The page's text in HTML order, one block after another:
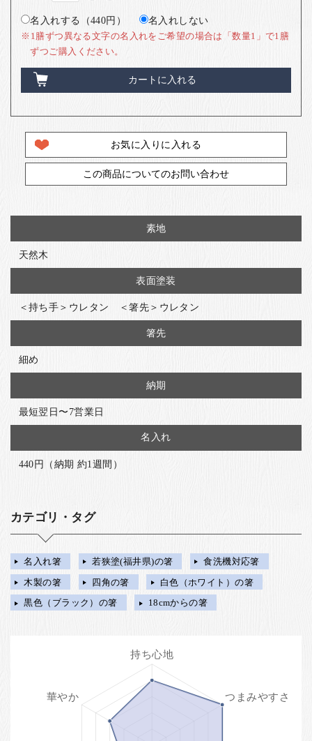
名入れする（440円） 名入れしない
※1膳ずつ異なる文字の名入れをご希望の場合は「数量1」で1膳
ずつご購入ください。
カートに入れる
お気に入りに入れる
この商品についてのお問い合わせ
素地
天然木
表面塗装
＜持ち手＞ウレタン ＜箸先＞ウレタン
箸先
細め
納期
最短翌日〜7営業日
名入れ
440円（納期 約1週間）
カテゴリ・タグ
名入れ箸 若狭塗(福井県)の箸
食洗機対応箸
木製の箸
四角の箸
白色（ホワイト）の箸
黒色（ブラック）の箸
18cmからの箸